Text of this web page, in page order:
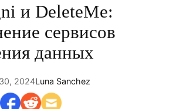
и DeleteMe:
сервисов
данных
2024Luna Sanchez